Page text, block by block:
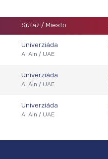
Súťaž / Miesto
Univerziáda
Al Ain / UAE
Univerziáda
Al Ain / UAE
Univerziáda
Al Ain / UAE